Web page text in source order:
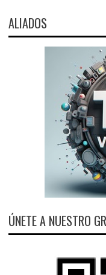
ALIADOS
ÚNETE A NUESTRO